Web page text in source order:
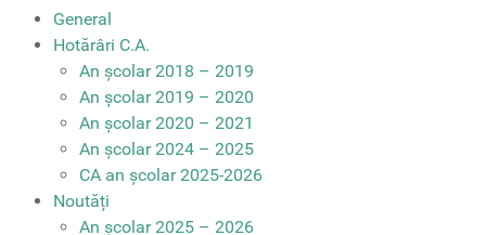
General
Hotărâri C.A.
An școlar 2018 – 2019
An școlar 2019 – 2020
An școlar 2020 – 2021
An școlar 2024 – 2025
CA an școlar 2025-2026
Noutăți
An școlar 2025 – 2026